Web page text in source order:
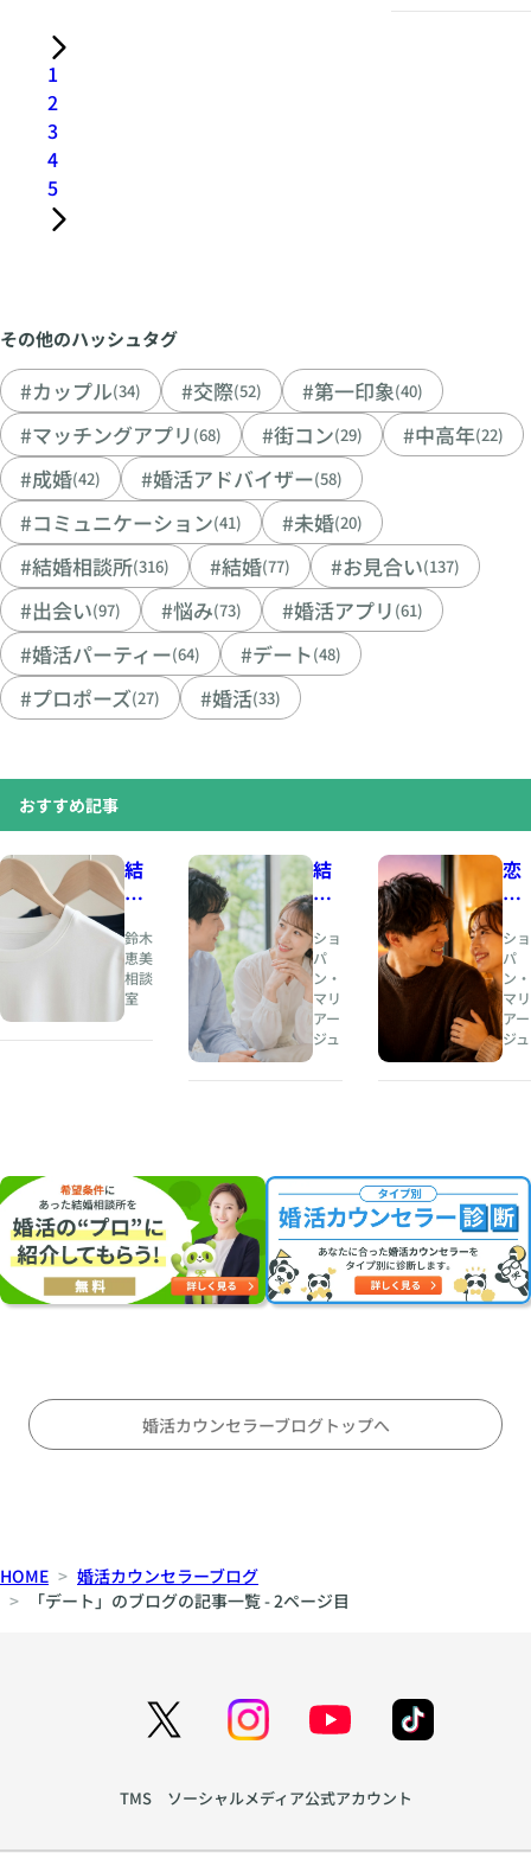
1
2
3
4
5
その他のハッシュタグ
#カップル(34) #交際(52) #第一印象(40)
#マッチングアプリ (68) #街コン(29) #中高年(22)
#成婚(42) #婚活アドバイザー(58)
#コミュニケーション(41) #未婚(20)
#結婚相談所(316) #結婚(77) #お見合い(137)
#出会い(97) #悩み(73) #婚活アプリ (61)
#婚活パーティー(64) #デート(48)
#プロポーズ(27) #婚活(33)
おすすめ記事
結
婚
相
談
所
夏
お
見
合
い
に
メ
鈴木
恵美
相談
室
結
婚
と
は
、
人
生
を
見
つ
け
る
対
等
ー
の
方
ショ
パ
ン・
マリ
アー
ジュ
恋
愛
の
と
き
め
き
の
安
心
は
両
か
ショ
パ
ン・
マリ
アー
ジュ
婚活カウンセラーブログトップへ
HOME
婚活カウンセラーブログ
「デート」のブログの記事一覧 - 2ページ目
TMS ソーシャルメディア公式アカウント